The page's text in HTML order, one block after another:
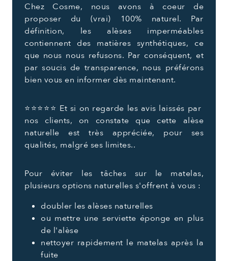
Chez Cosme, nous avons à coeur de
proposer du (vrai) 100% naturel. Par
définition, les alèses imperméables
contiennent des matières synthétiques, ce
que nous nous refusons. Par conséquent, et
par soucis de transparence, nous préférons
bien vous en informer dès maintenant.
⭐️⭐️⭐️⭐️⭐️ Et si on regarde les avis laissés par
nos clients, on constate que cette alèse
naturelle est très appréciée, pour ses
qualités, malgré ses limites..
Pour éviter les tâches sur le matelas,
plusieurs options naturelles s'offrent à vous :
doubler les alèses naturelles
ou mettre une serviette éponge en plus
de l'alèse
nettoyer rapidement le matelas après la
fuite